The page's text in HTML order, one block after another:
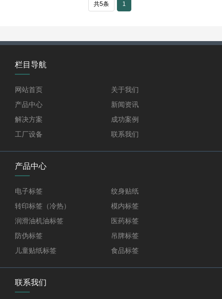
共5条 1
栏目导航
网站首页
关于我们
产品中心
新闻资讯
解决方案
成功案例
工厂设备
联系我们
产品中心
电子标签
纹身贴纸
转印标签（冷热）
模内标签
润滑油机油标签
医药标签
防伪标签
吊牌标签
儿童贴纸标签
食品标签
联系我们